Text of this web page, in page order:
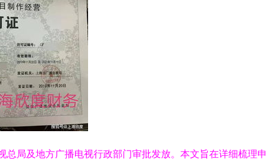
局及地方广播电视行政部门审批发放。本文旨在详细梳理